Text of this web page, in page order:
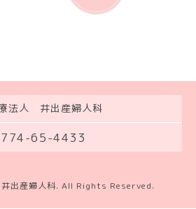
法人 井出産婦人科
65-4433
出産婦人科. All Rights Reserved.